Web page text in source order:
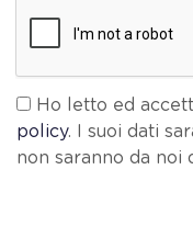
Ho letto ed
policy. I suoi dati
non saranno da noi